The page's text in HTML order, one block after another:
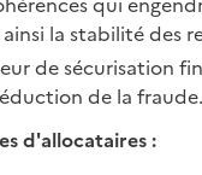
la stabilité des
de sécurisation
de la fraude.
d'allocataires :